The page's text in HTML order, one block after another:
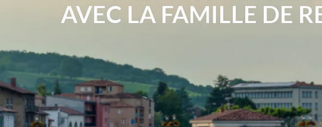
AVEC LA FAMILLE DE